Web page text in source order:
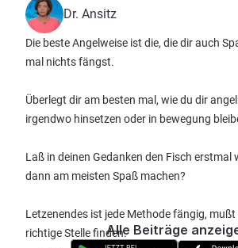
Dr. Ansitz
Die beste Angelweise ist die, die dir auch
mal nichts fängst.
Überlegt dir am besten mal, wie du dir
irgendwo hinsetzen oder in bewegung
Laß in deinen Gedanken den Fisch erstmal
dann am meisten Spaß machen?
Letzenendes ist jede Methode fängig, mußt
richtige Stelle finden.Alle Beiträge